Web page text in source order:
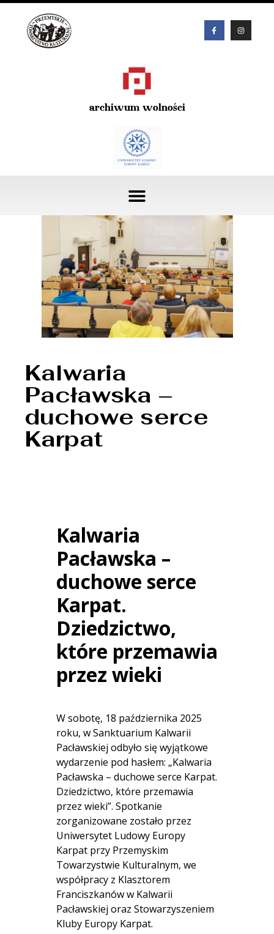
archiwum wolności
Kalwaria
Pacławska –
duchowe serce
Karpat
Kalwaria
Pacławska –
duchowe serce
Karpat.
Dziedzictwo,
które przemawia
przez wieki
W sobotę, 18 października 2025
roku, w Sanktuarium Kalwarii
Pacławskiej odbyło się wyjątkowe
wydarzenie pod hasłem: „Kalwaria
Pacławska – duchowe serce Karpat.
Dziedzictwo, które przemawia
przez wieki”. Spotkanie
zorganizowane zostało przez
Uniwersytet Ludowy Europy
Karpat przy Przemyskim
Towarzystwie Kulturalnym, we
współpracy z Klasztorem
Franciszkanów w Kalwarii
Pacławskiej oraz Stowarzyszeniem
Kluby Europy Karpat.